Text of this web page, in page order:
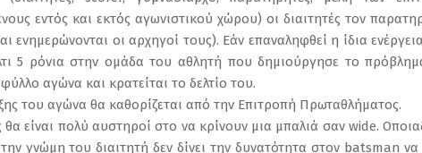
εντός και εκτός αγωνιστικού χώρου) οι διαιτητές τον
ενημερώνονται οι αρχηγοί τους). Εάν επαναληφθεί η ίδια
5 ρόνια στην ομάδα του αθλητή που δημιούργησε το
αγώνα και κρατείται το δελτίο του.
του αγώνα θα καθορίζεται από την Επιτροπή Πρωταθλήματος.
θα είναι πολύ αυστηροί στο να κρίνουν μια μπαλιά σαν wide.
γνώμη του διαιτητή δεν δίνει την δυνατότητα στον batsman